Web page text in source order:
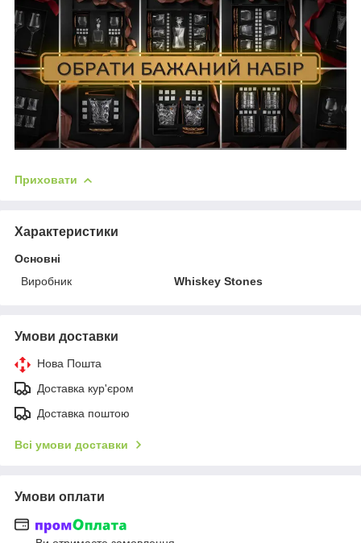
Приховати
Характеристики
Основні
Виробник
Whiskey Stones
Умови доставки
Нова Пошта
Доставка кур'єром
Доставка поштою
Всі умови доставки
Умови оплати